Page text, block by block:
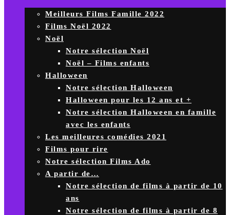
Meilleurs Films Famille 2022
Films Noël 2022
Noël
Notre sélection Noël
Noël – Films enfants
Halloween
Notre sélection Halloween
Halloween pour les 12 ans et +
Notre sélection Halloween en famille
avec les enfants
Les meilleures comédies 2021
Films pour rire
Notre sélection Films Ado
A partir de…
Notre sélection de films à partir de 10
ans
Notre sélection de films à partir de 8